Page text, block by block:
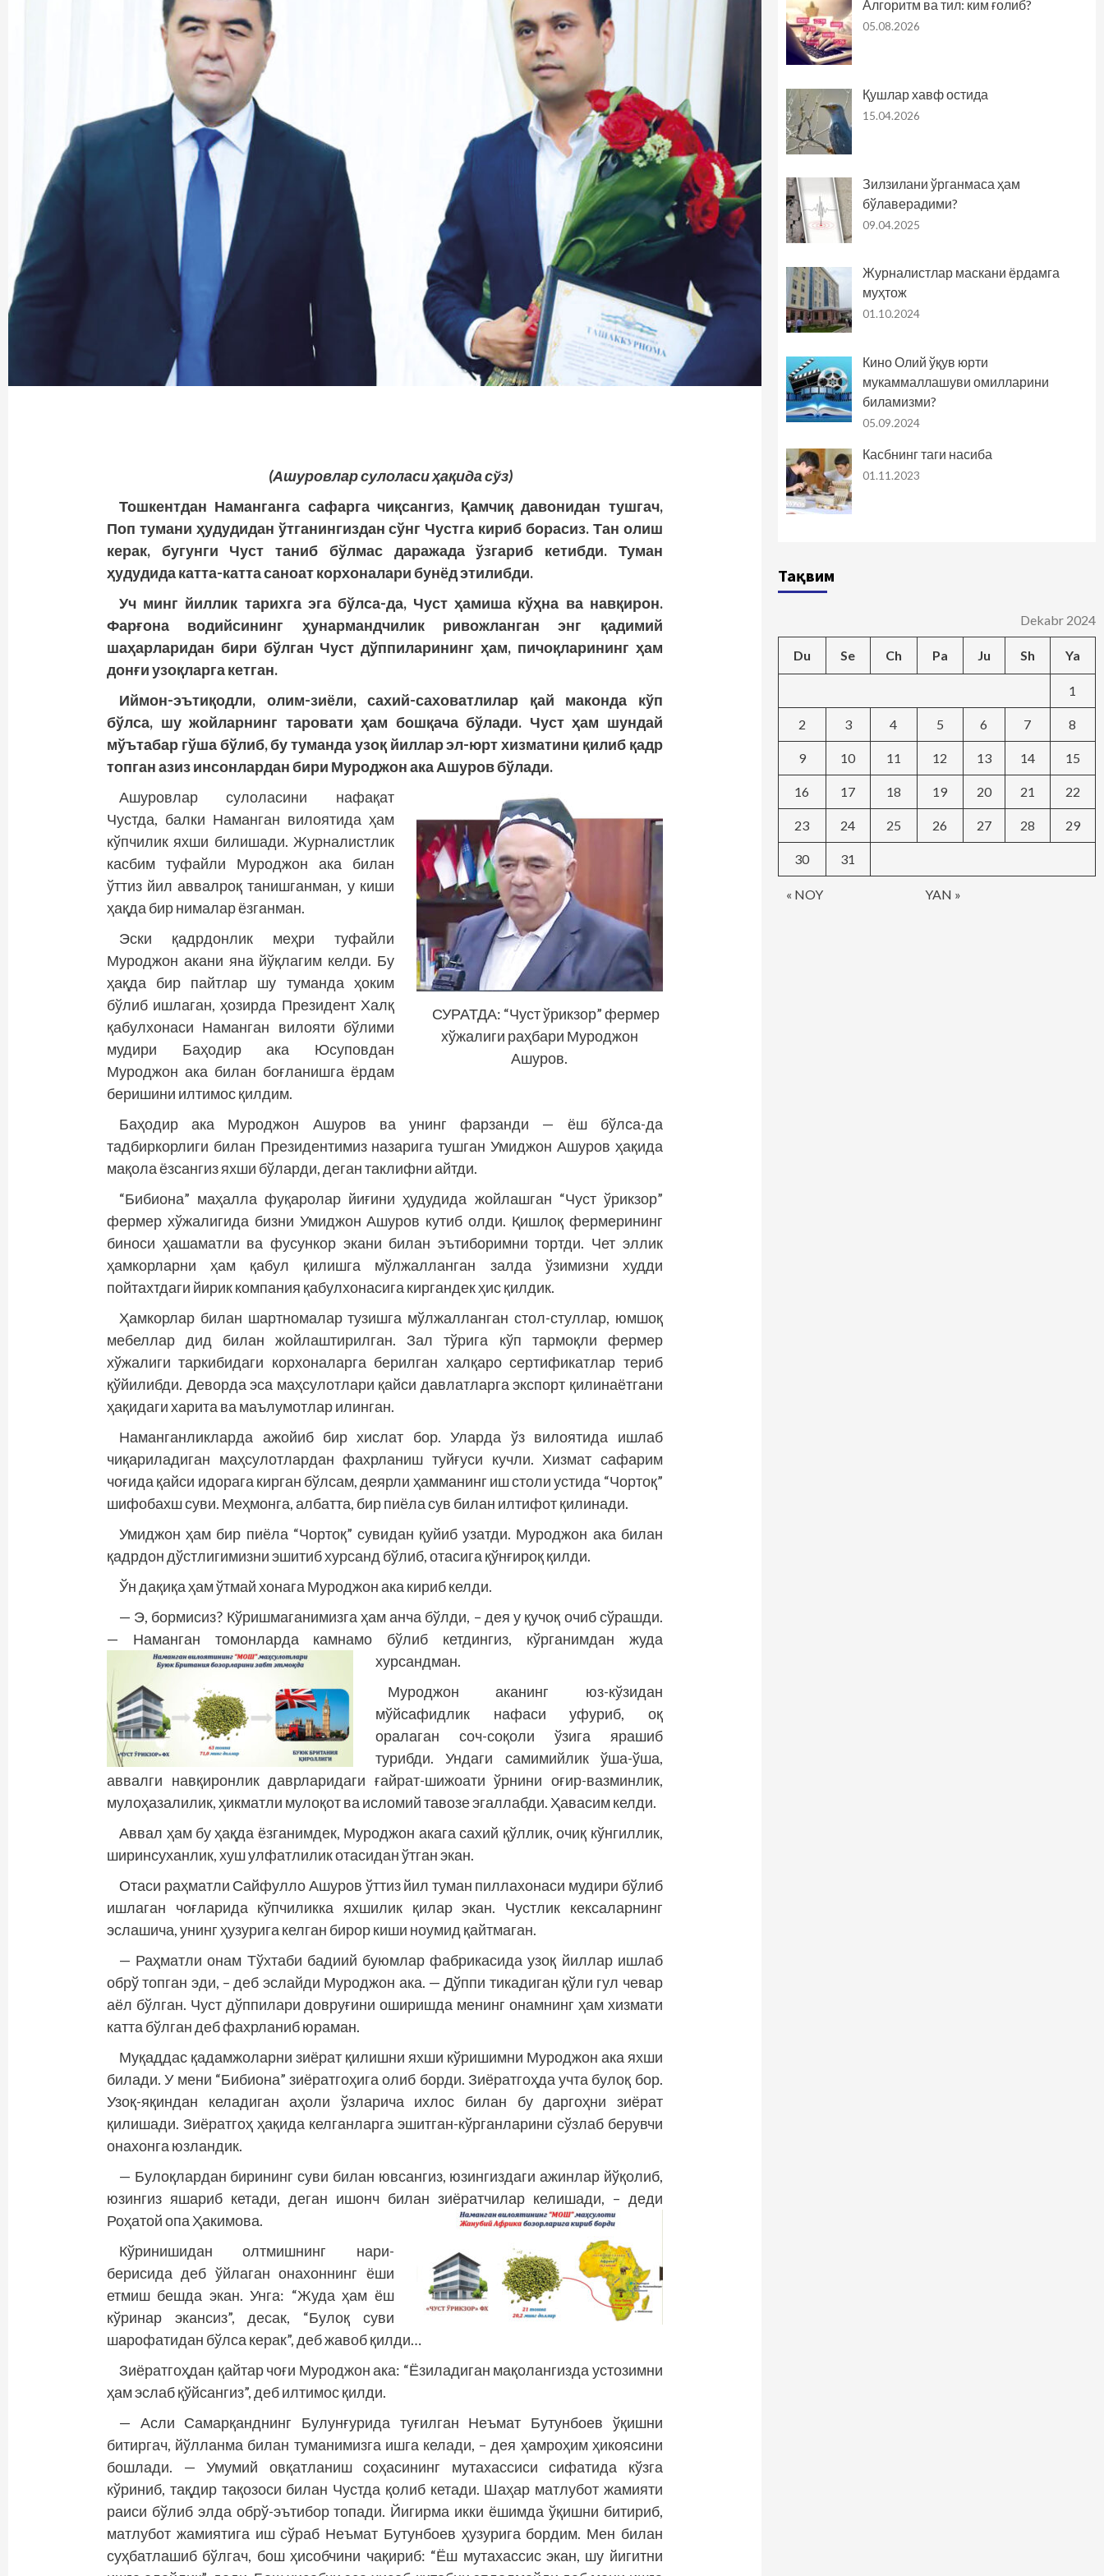
(Ашуровлар сулоласи ҳақида сўз)
Тошкентдан Наманганга сафарга чиқсангиз, Қамчиқ давонидан тушгач,
Поп тумани ҳудудидан ўтганингиздан сўнг Чустга кириб борасиз. Тан олиш
керак, бугунги Чуст таниб бўлмас даражада ўзгариб кетибди. Туман
ҳудудида катта-катта саноат корхоналари бунёд этилибди.
Уч минг йиллик тарихга эга бўлса-да, Чуст ҳамиша кўҳна ва навқирон.
Фарғона водийсининг ҳунармандчилик ривожланган энг қадимий
шаҳарларидан бири бўлган Чуст дўппиларининг ҳам, пичоқларининг ҳам
донғи узоқларга кетган.
Иймон-эътиқодли, олим-зиёли, сахий-саховатлилар қай маконда кўп
бўлса, шу жойларнинг таровати ҳам бошқача бўлади. Чуст ҳам шундай
мўътабар гўша бўлиб, бу туманда узоқ йиллар эл-юрт хизматини қилиб қадр
топган азиз инсонлардан бири Муроджон ака Ашуров бўлади.
СУРАТДА: “Чуст ўрикзор” фермер
хўжалиги раҳбари Муроджон
Ашуров.
Ашуровлар сулоласини нафақат
Чустда, балки Наманган вилоятида ҳам
кўпчилик яхши билишади. Журналистлик
касбим туфайли Муроджон ака билан
ўттиз йил аввалроқ танишганман, у киши
ҳақда бир нималар ёзганман.
Эски қадрдонлик меҳри туфайли
Муроджон акани яна йўқлагим келди. Бу
ҳақда бир пайтлар шу туманда ҳоким
бўлиб ишлаган, ҳозирда Президент Халқ
қабулхонаси Наманган вилояти бўлими
мудири Баҳодир ака Юсуповдан
Муроджон ака билан боғланишга ёрдам
беришини илтимос қилдим.
Баҳодир ака Муроджон Ашуров ва унинг фарзанди — ёш бўлса-да
тадбиркорлиги билан Президентимиз назарига тушган Умиджон Ашуров ҳақида
мақола ёзсангиз яхши бўларди, деган таклифни айтди.
“Бибиона” маҳалла фуқаролар йиғини ҳудудида жойлашган “Чуст ўрикзор”
фермер хўжалигида бизни Умиджон Ашуров кутиб олди. Қишлоқ фермерининг
биноси ҳашаматли ва фусункор экани билан эътиборимни тортди. Чет эллик
ҳамкорларни ҳам қабул қилишга мўлжалланган залда ўзимизни худди
пойтахтдаги йирик компания қабулхонасига киргандек ҳис қилдик.
Ҳамкорлар билан шартномалар тузишга мўлжалланган стол-стуллар, юмшоқ
мебеллар дид билан жойлаштирилган. Зал тўрига кўп тармоқли фермер
хўжалиги таркибидаги корхоналарга берилган халқаро сертификатлар териб
қўйилибди. Деворда эса маҳсулотлари қайси давлатларга экспорт қилинаётгани
ҳақидаги харита ва маълумотлар илинган.
Наманганликларда ажойиб бир хислат бор. Уларда ўз вилоятида ишлаб
чиқариладиган маҳсулотлардан фахрланиш туйғуси кучли. Хизмат сафарим
чоғида қайси идорага кирган бўлсам, деярли ҳамманинг иш столи устида “Чортоқ”
шифобахш суви. Меҳмонга, албатта, бир пиёла сув билан илтифот қилинади.
Умиджон ҳам бир пиёла “Чортоқ” сувидан қуйиб узатди. Муроджон ака билан
қадрдон дўстлигимизни эшитиб хурсанд бўлиб, отасига қўнғироқ қилди.
Ўн дақиқа ҳам ўтмай хонага Муроджон ака кириб келди.
— Э, бормисиз? Кўришмаганимизга ҳам анча бўлди, – дея у қучоқ очиб сўрашди.
— Наманган томонларда камнамо бўлиб кетдингиз, кўрганимдан жуда
хурсандман.
Муроджон аканинг юз-кўзидан
мўйсафидлик нафаси уфуриб, оқ
оралаган соч-соқоли ўзига ярашиб
турибди. Ундаги самимийлик ўша-ўша,
аввалги навқиронлик даврларидаги ғайрат-шижоати ўрнини оғир-вазминлик,
мулоҳазалилик, ҳикматли мулоқот ва исломий тавозе эгаллабди. Ҳавасим келди.
Аввал ҳам бу ҳақда ёзганимдек, Муроджон акага сахий қўллик, очиқ кўнгиллик,
ширинсуханлик, хуш улфатлилик отасидан ўтган экан.
Отаси раҳматли Сайфулло Ашуров ўттиз йил туман пиллахонаси мудири бўлиб
ишлаган чоғларида кўпчиликка яхшилик қилар экан. Чустлик кексаларнинг
эслашича, унинг ҳузурига келган бирор киши ноумид қайтмаган.
— Раҳматли онам Тўхтаби бадиий буюмлар фабрикасида узоқ йиллар ишлаб
обрў топган эди, – деб эслайди Муроджон ака. — Дўппи тикадиган қўли гул чевар
аёл бўлган. Чуст дўппилари довруғини оширишда менинг онамнинг ҳам хизмати
катта бўлган деб фахрланиб юраман.
Муқаддас қадамжоларни зиёрат қилишни яхши кўришимни Муроджон ака яхши
билади. У мени “Бибиона” зиёратгоҳига олиб борди. Зиёратгоҳда учта булоқ бор.
Узоқ-яқиндан келадиган аҳоли ўзларича ихлос билан бу даргоҳни зиёрат
қилишади. Зиёратгоҳ ҳақида келганларга эшитган-кўрганларини сўзлаб берувчи
онахонга юзландик.
— Булоқлардан бирининг суви билан ювсангиз, юзингиздаги ажинлар йўқолиб,
юзингиз яшариб кетади, деган ишонч билан зиёратчилар келишади, – деди
Роҳатой опа Ҳакимова.
Кўринишидан олтмишнинг нари-
берисида деб ўйлаган онахоннинг ёши
етмиш бешда экан. Унга: “Жуда ҳам ёш
кўринар экансиз”, десак, “Булоқ суви
шарофатидан бўлса керак”, деб жавоб қилди…
Зиёратгоҳдан қайтар чоғи Муроджон ака: “Ёзиладиган мақолангизда устозимни
ҳам эслаб қўйсангиз”, деб илтимос қилди.
— Асли Самарқанднинг Булунғурида туғилган Неъмат Бутунбоев ўқишни
битиргач, йўлланма билан туманимизга ишга келади, – дея ҳамроҳим ҳикоясини
бошлади. — Умумий овқатланиш соҳасининг мутахассиси сифатида кўзга
кўриниб, тақдир тақозоси билан Чустда қолиб кетади. Шаҳар матлубот жамияти
раиси бўлиб элда обрў-эътибор топади. Йигирма икки ёшимда ўқишни битириб,
матлубот жамиятига иш сўраб Неъмат Бутунбоев ҳузурига бордим. Мен билан
суҳбатлашиб бўлгач, бош ҳисобчини чақириб: “Ёш мутахассис экан, шу йигитни
Алгоритм ва тил: ким ғолиб?
05.08.2026
Қушлар хавф остида
15.04.2026
Зилзилани ўрганмаса ҳам
бўлаверадими?
09.04.2025
Журналистлар маскани ёрдамга
муҳтож
01.10.2024
Кино Олий ўқув юрти
мукаммаллашуви омилларини
биламизми?
05.09.2024
Касбнинг таги насиба
01.11.2023
Тақвим
Dekabr 2024
Du Se Ch Pa Ju Sh Ya
« NOY YAN »
1
2 3 4 5 6 7 8
9 10 11 12 13 14 15
16 17 18 19 20 21 22
23 24 25 26 27 28 29
30 31